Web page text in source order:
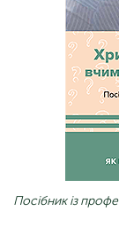
Посібник із